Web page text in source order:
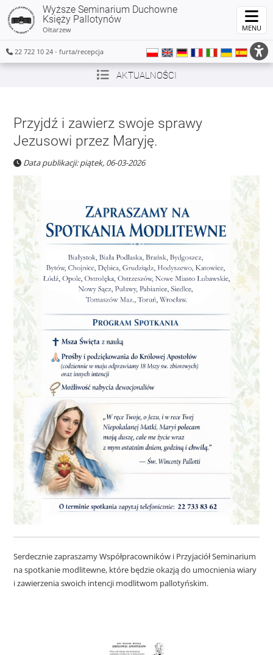
22 722 10 24 - furta/recepcja
Wyższe Seminarium Duchowne
Księży Pallotynów
Ołtarzew MENU
AKTUALNOŚCI
Przyjdź i zawierz swoje sprawy
Jezusowi przez Maryję.
Data publikacji: piątek, 06-03-2026
Serdecznie zapraszamy Współpracowników i Przyjaciół Seminarium
na spotkanie modlitewne, które będzie okazją do umocnienia wiary
i zawierzenia swoich intencji modlitwom pallotyńskim.